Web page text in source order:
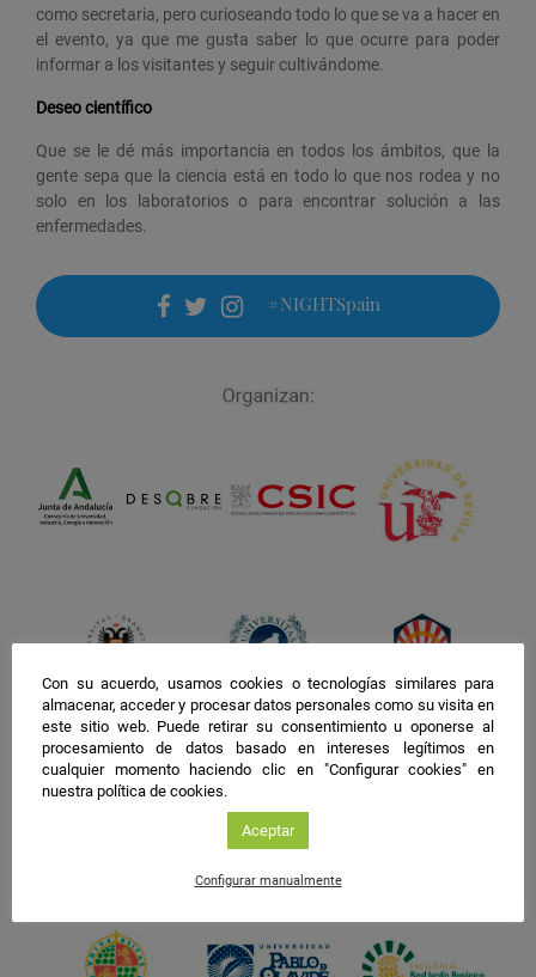
como secretaria, pero curioseando todo lo que se va a hacer en
el evento, ya que me gusta saber lo que ocurre para poder
informar a los visitantes y seguir cultivándome.
Deseo científico
Que se le dé más importancia en todos los ámbitos, que la
gente sepa que la ciencia está en todo lo que nos rodea y no
solo en los laboratorios o para encontrar solución a las
enfermedades.
facebook
twitter
instagram
#NIGHTSpain
Con su acuerdo, usamos cookies o tecnologías similares para
almacenar, acceder y procesar datos personales como su visita en
este sitio web. Puede retirar su consentimiento u oponerse al
procesamiento de datos basado en intereses legítimos en
cualquier momento haciendo clic en "Configurar cookies" en
nuestra política de cookies.
Aceptar
Configurar manualmente